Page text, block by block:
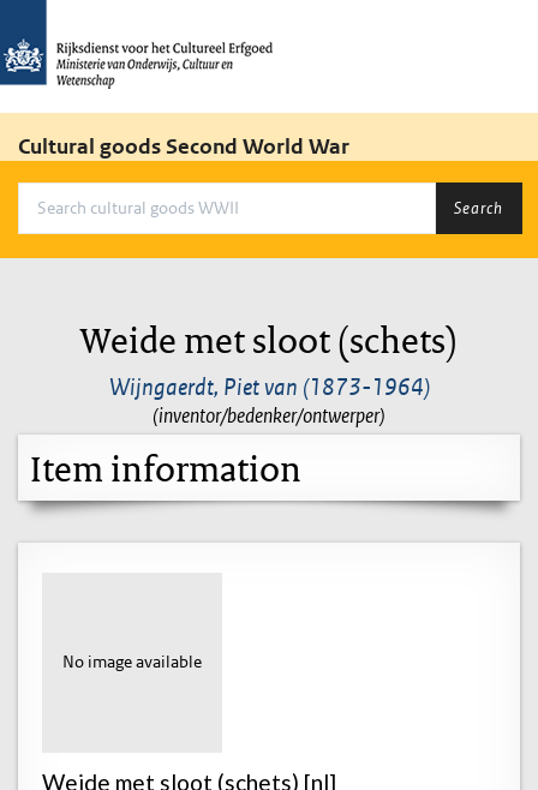
Cultural goods Second World War
Search
Weide met sloot (schets)
Wijngaerdt, Piet van (1873-1964)
(inventor/bedenker/ontwerper)
Item information
No image available
Weide met sloot (schets) [nl]